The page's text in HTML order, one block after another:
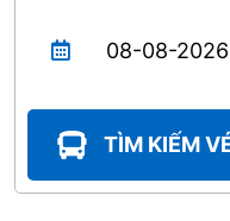
TÌM KIẾM